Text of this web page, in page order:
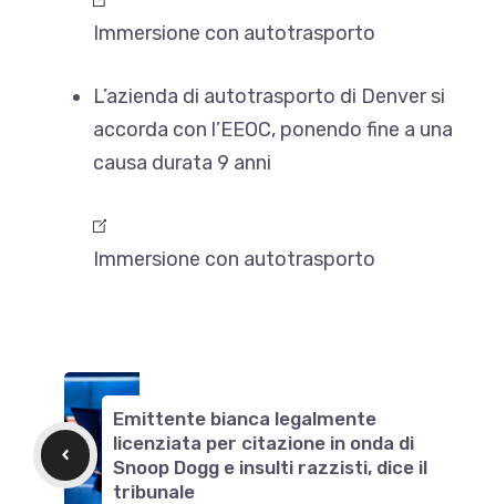
Immersione con autotrasporto
L’azienda di autotrasporto di Denver si
accorda con l’EEOC, ponendo fine a una
causa durata 9 anni
Immersione con autotrasporto
Emittente bianca legalmente
licenziata per citazione in onda di
Snoop Dogg e insulti razzisti, dice il
tribunale